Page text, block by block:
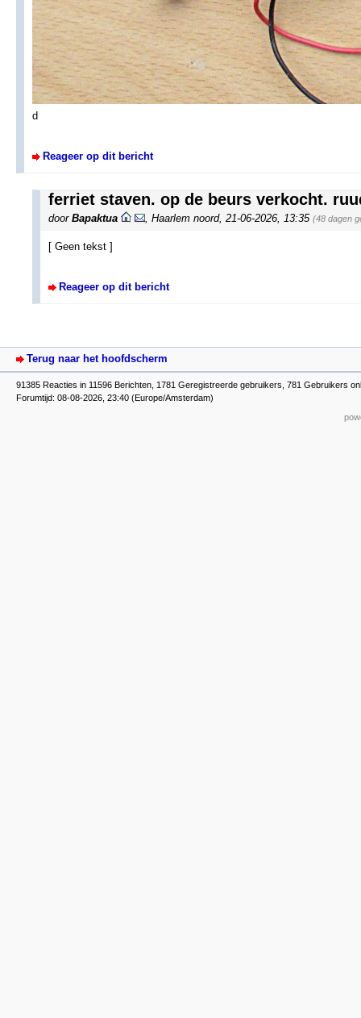
d
Reageer op dit bericht
ferriet staven. op de beurs verkocht.
door Bapaktua Haarlem noord, 21-06-2026, 13:35 (48 dagen
[ Geen tekst ]
Reageer op dit bericht
Terug naar het hoofdscherm
91385 Reacties in 11596 Berichten, 1781 Geregistreerde gebruikers, 781 Gebruikers
Forumtijd: 08-08-2026, 23:40 (Europe/Amsterdam)